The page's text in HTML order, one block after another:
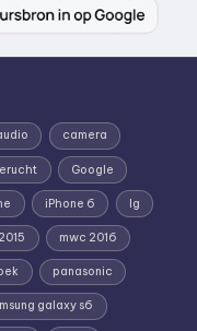
camera
Google
iPhone 6 lg
mwc 2016
panasonic
galaxy s6